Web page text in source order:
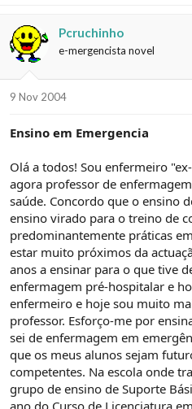
Pcruchinho
e-mergencista novel
9 Nov 2004
Ensino em Emergencia
Olá a todos! Sou enfermeiro
agora professor de
saúde. Concordo que o ensino
ensino virado para o treino de
predominantemente práticas
estar muito próximos da
anos a ensinar para o que tive
enfermagem pré-hospitalar e
enfermeiro e hoje sou muito
professor. Esforço-me por
sei de enfermagem em
que os meus alunos sejam
competentes. Na escola onde
grupo de ensino de Suporte